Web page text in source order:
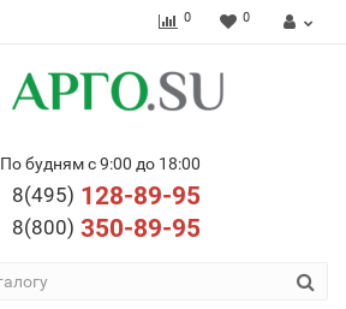
0 0
По будням с 9:00 до 18:00
8(495) 128-89-95
8(800) 350-89-95